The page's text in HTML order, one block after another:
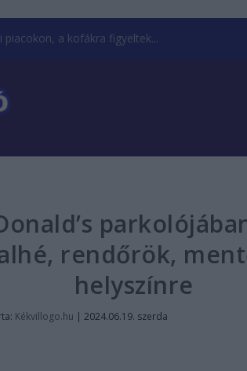
piacokon, a kofákra figyeltek...
rendőrök,
helyszínre
Kékvillogo.hu |2024.06.19. szerda